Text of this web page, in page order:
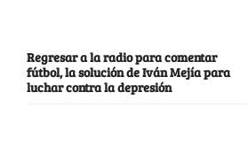
Regresar a la radio para comentar
fútbol, la solución de Iván Mejía para
luchar contra la depresión